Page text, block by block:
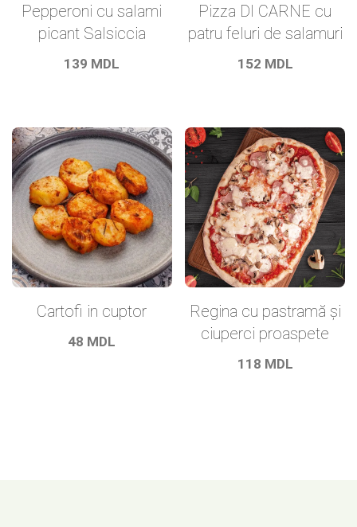
Pepperoni cu salami
picant Salsiccia
139 MDL
Pizza DI CARNE cu
patru feluri de salamuri
152 MDL
Cartofi in cuptor
48 MDL
Regina cu pastramă şi
ciuperci proaspete
118 MDL